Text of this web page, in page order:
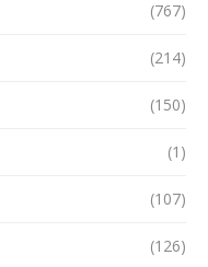
(767)
(214)
(150)
(1)
(107)
(126)